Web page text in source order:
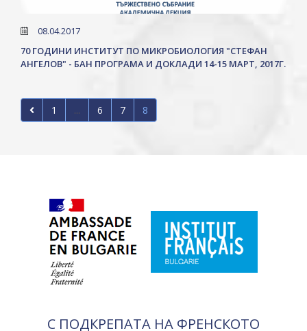
08.04.2017
70 ГОДИНИ ИНСТИТУТ ПО МИКРОБИОЛОГИЯ "СТЕФАН
АНГЕЛОВ" - БАН ПРОГРАМА И ДОКЛАДИ 14-15 МАРТ, 2017Г.
1 ... 6 7 8
С ПОДКРЕПАТА НА ФРЕНСКОТО